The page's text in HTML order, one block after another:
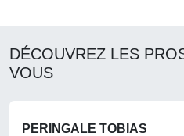
DÉCOUVREZ LES
VOUS
PERINGALE TOBIAS